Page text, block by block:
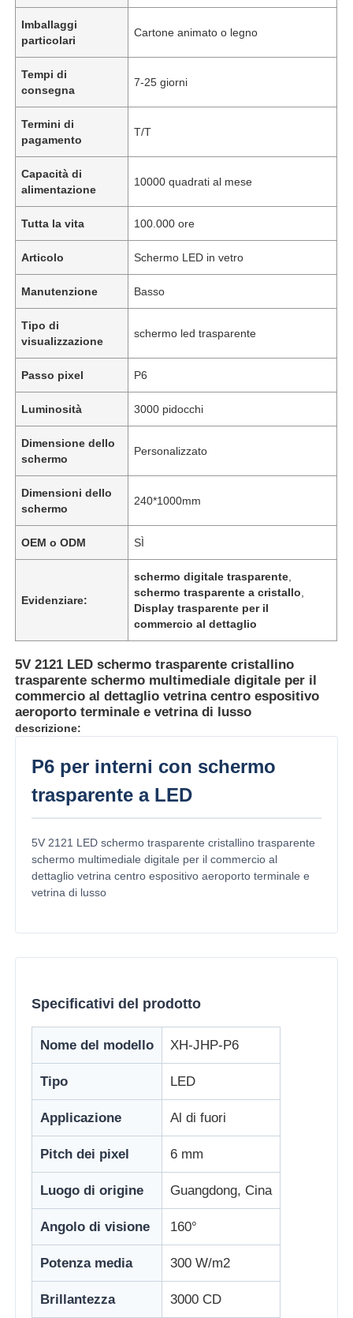
Casa.
Chi Siamo
Fatory Tour
Controllo di qualità
Contattaci
Notizie
Tutti i casi
Chiedi un preventivo
Imballaggi
particolari
Cartone animato o legno
Tempi di
consegna
7-25 giorni
Termini di
pagamento
T/T
Capacità di
alimentazione
10000 quadrati al mese
Tutta la vita 100.000 ore
Articolo Schermo LED in vetro
Manutenzione Basso
Tipo di
visualizzazione
schermo led trasparente
Passo pixel P6
Luminosità 3000 pidocchi
Dimensione dello
schermo
Personalizzato
Dimensioni dello
schermo
240*1000mm
OEM o ODM SÌ
Evidenziare:
schermo digitale trasparente
schermo trasparente a cristallo
Display trasparente per il
commercio al dettaglio
5V 2121 LED schermo trasparente cristallino
trasparente schermo multimediale digitale per il
commercio al dettaglio vetrina centro espositivo
aeroporto terminale e vetrina di lusso
descrizione:
P6 per interni con schermo
trasparente a LED
5V 2121 LED schermo trasparente cristallino trasparente
schermo multimediale digitale per il commercio al
dettaglio vetrina centro espositivo aeroporto terminale e
vetrina di lusso
Specificativi del prodotto
Nome del modello XH-JHP-P6
Tipo LED
Applicazione Al di fuori
Pitch dei pixel 6 mm
Luogo di origine Guangdong, Cina
Angolo di visione 160°
Potenza media 300 W/m2
Brillantezza 3000 CD